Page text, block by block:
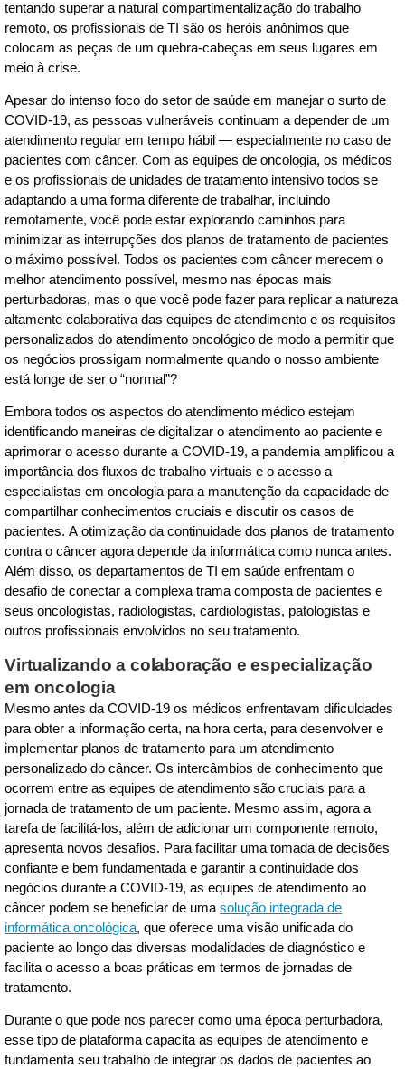
tentando superar a natural compartimentalização do trabalho
remoto, os profissionais de TI são os heróis anônimos que
colocam as peças de um quebra-cabeças em seus lugares em
meio à crise.
Apesar do intenso foco do setor de saúde em manejar o surto de
COVID-19, as pessoas vulneráveis continuam a depender de um
atendimento regular em tempo hábil — especialmente no caso de
pacientes com câncer. Com as equipes de oncologia, os médicos
e os profissionais de unidades de tratamento intensivo todos se
adaptando a uma forma diferente de trabalhar, incluindo
remotamente, você pode estar explorando caminhos para
minimizar as interrupções dos planos de tratamento de pacientes
o máximo possível. Todos os pacientes com câncer merecem o
melhor atendimento possível, mesmo nas épocas mais
perturbadoras, mas o que você pode fazer para replicar a natureza
altamente colaborativa das equipes de atendimento e os requisitos
personalizados do atendimento oncológico de modo a permitir que
os negócios prossigam normalmente quando o nosso ambiente
está longe de ser o “normal”?
Embora todos os aspectos do atendimento médico estejam
identificando maneiras de digitalizar o atendimento ao paciente e
aprimorar o acesso durante a COVID-19, a pandemia amplificou a
importância dos fluxos de trabalho virtuais e o acesso a
especialistas em oncologia para a manutenção da capacidade de
compartilhar conhecimentos cruciais e discutir os casos de
pacientes. A otimização da continuidade dos planos de tratamento
contra o câncer agora depende da informática como nunca antes.
Além disso, os departamentos de TI em saúde enfrentam o
desafio de conectar a complexa trama composta de pacientes e
seus oncologistas, radiologistas, cardiologistas, patologistas e
outros profissionais envolvidos no seu tratamento.
Virtualizando a colaboração e especialização
em oncologia
Mesmo antes da COVID-19 os médicos enfrentavam dificuldades
para obter a informação certa, na hora certa, para desenvolver e
implementar planos de tratamento para um atendimento
personalizado do câncer. Os intercâmbios de conhecimento que
ocorrem entre as equipes de atendimento são cruciais para a
jornada de tratamento de um paciente. Mesmo assim, agora a
tarefa de facilitá-los, além de adicionar um componente remoto,
apresenta novos desafios. Para facilitar uma tomada de decisões
confiante e bem fundamentada e garantir a continuidade dos
negócios durante a COVID-19, as equipes de atendimento ao
câncer podem se beneficiar de umasolução integrada de
informática oncológica, que oferece uma visão unificada do
paciente ao longo das diversas modalidades de diagnóstico e
facilita o acesso a boas práticas em termos de jornadas de
tratamento.
Durante o que pode nos parecer como uma época perturbadora,
esse tipo de plataforma capacita as equipes de atendimento e
fundamenta seu trabalho de integrar os dados de pacientes ao